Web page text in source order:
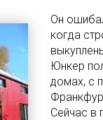
Он
когда
Юнкер
домах, с
Сейчас в